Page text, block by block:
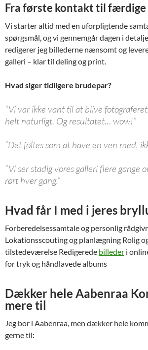
Fra første kontakt til
Vi starter altid med en uforpligtende
spørgsmål, og vi gennemgår dagen i
redigerer jeg billederne nænsomt og
galleri – klar til deling og print.
Hvad siger tidligere brudepar?
“Vi var ikke vant til at blive
helt naturligt. Og resultatet… wow!”
“Det føltes som at have en ven med,
“Vi ser stadig vores galleri flere gange
rørt hver gang.”
Hvad får I med i jeres
Forberedelsessamtale og personlig
Lokationsscouting og planlægning Rolig
tilstedeværelse Redigerede billeder i
for tryk og håndlavede albums
Dækker hele Aabenraa
mere til
Jeg bor i Aabenraa, men dækker hele
gerne til: